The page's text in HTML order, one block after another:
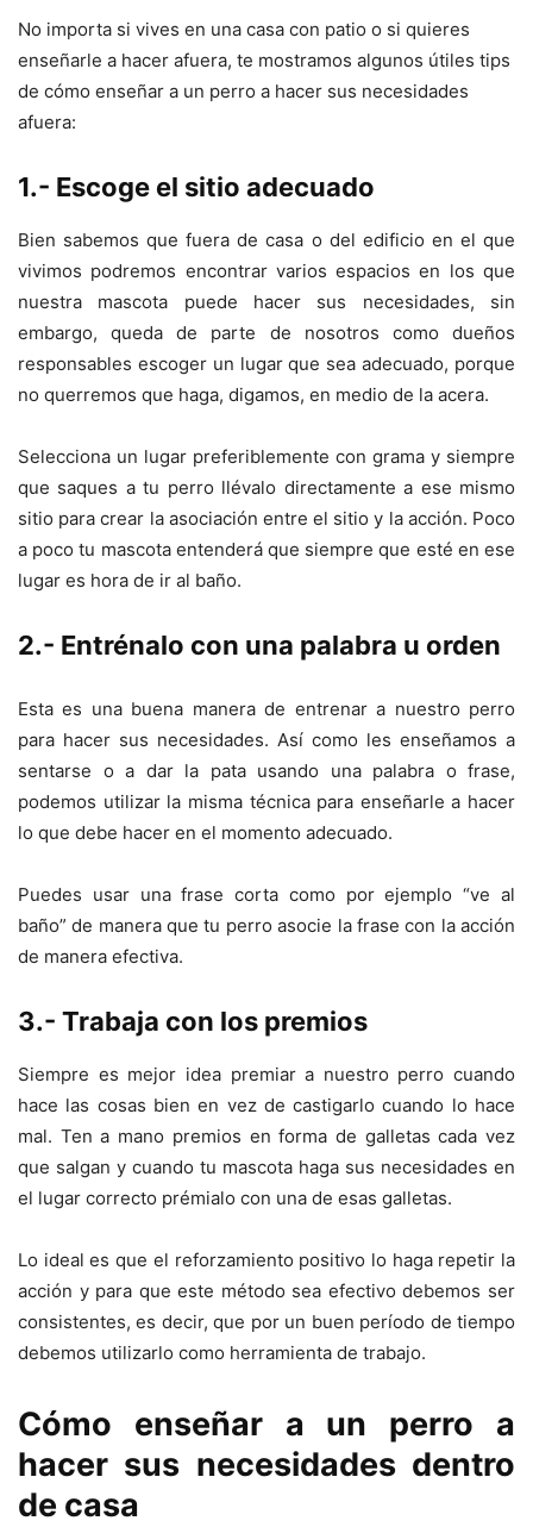
No importa si vives en una casa con patio o si quieres
enseñarle a hacer afuera, te mostramos algunos útiles tips
de cómo enseñar a un perro a hacer sus necesidades
afuera:
1.- Escoge el sitio adecuado
Bien sabemos que fuera de casa o del edificio en el que
vivimos podremos encontrar varios espacios en los que
nuestra mascota puede hacer sus necesidades, sin
embargo, queda de parte de nosotros como dueños
responsables escoger un lugar que sea adecuado, porque
no querremos que haga, digamos, en medio de la acera.
Selecciona un lugar preferiblemente con grama y siempre
que saques a tu perro llévalo directamente a ese mismo
sitio para crear la asociación entre el sitio y la acción. Poco
a poco tu mascota entenderá que siempre que esté en ese
lugar es hora de ir al baño.
2.- Entrénalo con una palabra u orden
Esta es una buena manera de entrenar a nuestro perro
para hacer sus necesidades. Así como les enseñamos a
sentarse o a dar la pata usando una palabra o frase,
podemos utilizar la misma técnica para enseñarle a hacer
lo que debe hacer en el momento adecuado.
Puedes usar una frase corta como por ejemplo “ve al
baño” de manera que tu perro asocie la frase con la acción
de manera efectiva.
3.- Trabaja con los premios
Siempre es mejor idea premiar a nuestro perro cuando
hace las cosas bien en vez de castigarlo cuando lo hace
mal. Ten a mano premios en forma de galletas cada vez
que salgan y cuando tu mascota haga sus necesidades en
el lugar correcto prémialo con una de esas galletas.
Lo ideal es que el reforzamiento positivo lo haga repetir la
acción y para que este método sea efectivo debemos ser
consistentes, es decir, que por un buen período de tiempo
debemos utilizarlo como herramienta de trabajo.
Cómo enseñar a un perro a
hacer sus necesidades dentro
de casa